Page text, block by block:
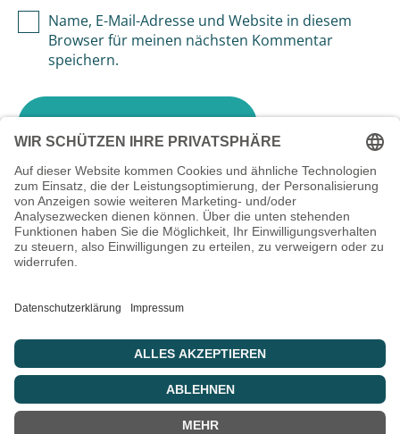
Name, E-Mail-Adresse und Website in diesem
Browser für meinen nächsten Kommentar
speichern.
Beitragsnavigation
Vorheriger Beitrag
Grenzen setzen und trotzdem
dazugehören – geht das?